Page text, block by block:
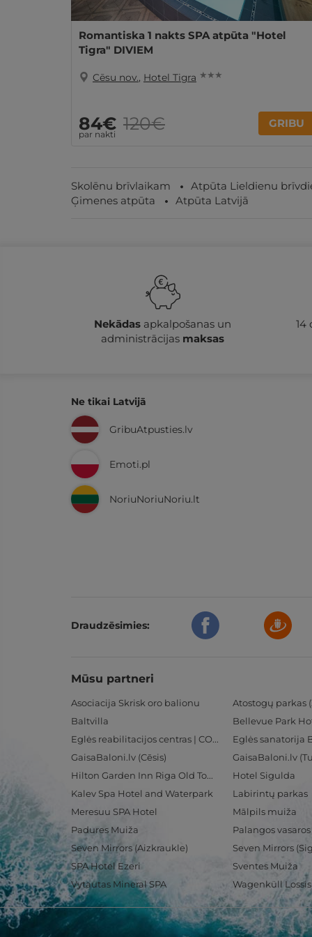
Romantiska 1 nakts SPA atpūta "Hotel
Tigra" DIVIEM
Cēsu nov., Hotel Tigra ★ ★ ★
84€
par nakti
120€ GRIBU
Skolēnu brīvlaikam Atpūta Lieldienu
Ģimenes atpūta
Atpūta Latvijā
Nekādasapkalpošanas un
administrācijas maksas
14
Ne tikai Latvijā
GribuAtpusties.lv
Emoti.pl
NoriuNoriuNoriu.lt
Draudzēsimies:
Mūsu partneri
Asociacija Skrisk oro balionu Atostogų parkas
Baltvilla
Bellevue Park
Eglės reabilitacijos centras | CORE
Eglės sanatorija
GaisaBaloni.lv (Cēsis)
GaisaBaloni.lv
Hilton Garden Inn Riga Old Town
Hotel Sigulda
Kalev Spa Hotel and Waterpark
Labirintų parkas
Meresuu SPA Hotel
Mālpils muiža
Padures Muiža
Palangos
Seven Mirrors (Aizkraukle)
Seven Mirrors
SPA Hotel Ezeri
Sventes Muiža
Vytautas Mineral SPA
Wagenküll